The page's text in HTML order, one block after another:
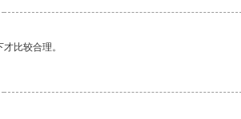
比较合理。